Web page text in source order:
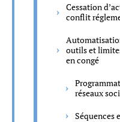
Cessation
conflit
outils et
en congé
réseaux
Séquences